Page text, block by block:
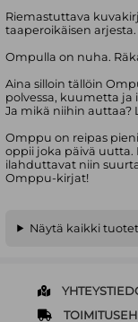
Riemastuttava
taaperoikäisen arjesta.
Ompulla on nuha.
Aina silloin tällöin
polvessa, kuumetta ja
Ja mikä niihin auttaa?
Omppu on reipas
oppii joka päivä uutta.
ilahduttavat niin
Omppu-kirjat!
Näytä kaikki